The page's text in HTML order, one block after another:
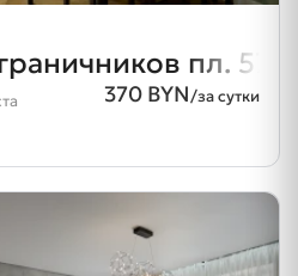
пл. 57
370 BYN/за сутки